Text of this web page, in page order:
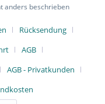
anders beschrieben
Rücksendung
AGB
AGB - Privatkunden